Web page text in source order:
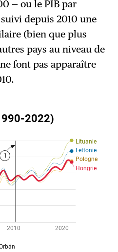
— ou le PIB par
depuis 2010 une
(bien que plus
pays au niveau de
font pas apparaître